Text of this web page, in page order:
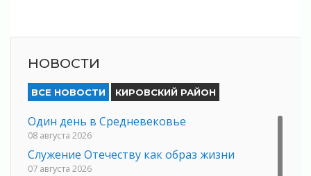
НОВОСТИ
ВСЕ НОВОСТИ КИРОВСКИЙ РАЙОН
Один день в Средневековье
08 августа 2026
Служение Отечеству как образ жизни
07 августа 2026